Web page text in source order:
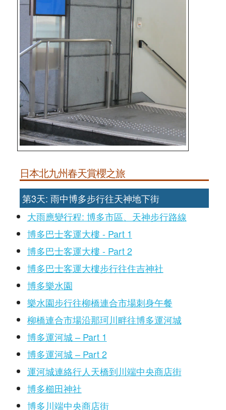
日本北九州春天賞櫻之旅
第3天: 雨中博多步行往天神地下街
大雨應變行程: 博多市區、天神步行路線
博多巴士客運大樓 - Part 1
博多巴士客運大樓 - Part 2
博多巴士客運大樓步行往住吉神社
博多樂水園
樂水園步行往柳橋連合市場刺身午餐
柳橋連合市場沿那珂川畔往博多運河城
博多運河城 – Part 1
博多運河城 – Part 2
運河城連絡行人天橋到川端中央商店街
博多櫛田神社
博多川端中央商店街